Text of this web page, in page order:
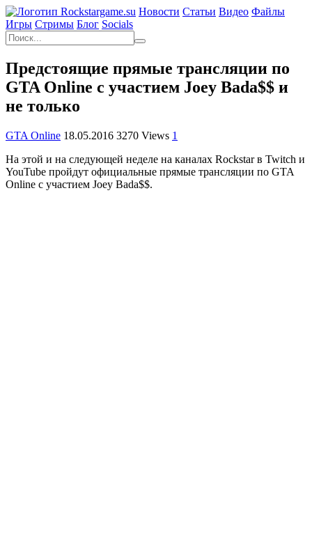
Новости Статьи Видео Файлы
Игры Cтримы Блог Socials
Предстоящие прямые трансляции по
GTA Online с участием Joey Bada$$ и
не только
GTA Online 18.05.2016 3270 Views 1
На этой и на следующей неделе на каналах Rockstar в Twitch и
YouTube пройдут официальные прямые трансляции по GTA
Online с участием Joey Bada$$.